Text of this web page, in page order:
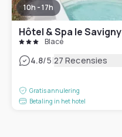
10h - 17h
Hôtel & Spa le Savigny
Blacé
4.8/5|27 Recensies
Gratis annulering
Betaling in het hotel